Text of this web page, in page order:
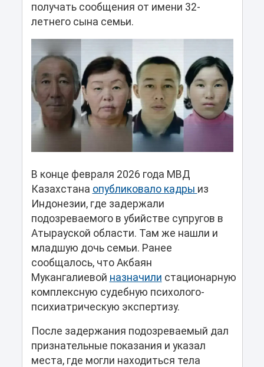
получать сообщения от имени 32-
летнего сына семьи.
В конце февраля 2026 года МВД
Казахстана опубликовало кадры из
Индонезии, где задержали
подозреваемого в убийстве супругов в
Атырауской области. Там же нашли и
младшую дочь семьи. Ранее
сообщалось, что Акбаян
Мукангалиевой назначили стационарную
комплексную судебную психолого-
психиатрическую экспертизу.
После задержания подозреваемый дал
признательные показания и указал
места, где могли находиться тела